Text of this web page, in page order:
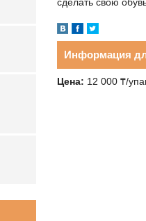
Информация
Цена: 12 000 ₸/